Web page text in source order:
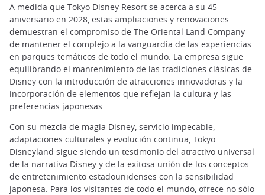
A medida que Tokyo Disney Resort se acerca a su 45
aniversario en 2028, estas ampliaciones y renovaciones
demuestran el compromiso de The Oriental Land Company
de mantener el complejo a la vanguardia de las experiencias
en parques temáticos de todo el mundo. La empresa sigue
equilibrando el mantenimiento de las tradiciones clásicas de
Disney con la introducción de atracciones innovadoras y la
incorporación de elementos que reflejan la cultura y las
preferencias japonesas.
Con su mezcla de magia Disney, servicio impecable,
adaptaciones culturales y evolución continua, Tokyo
Disneyland sigue siendo un testimonio del atractivo universal
de la narrativa Disney y de la exitosa unión de los conceptos
de entretenimiento estadounidenses con la sensibilidad
japonesa. Para los visitantes de todo el mundo, ofrece no sólo